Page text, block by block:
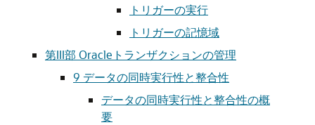
トリガーの実行
トリガーの記憶域
第III部 Oracleトランザクションの管理
9 データの同時実行性と整合性
データの同時実行性と整合性の概
要